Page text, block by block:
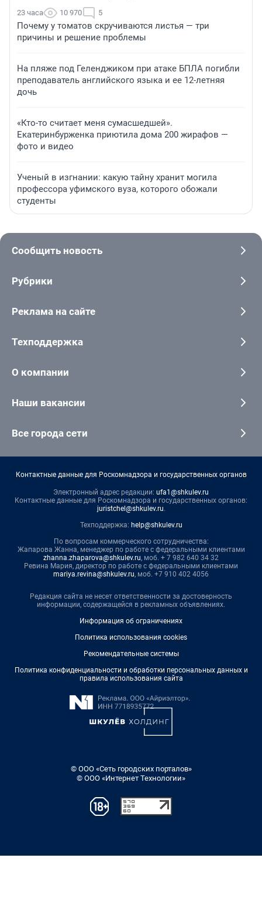
23 часа 10 970 5
Почему у томатов скручиваются листья — три
причины и решение проблемы
На пляже под Геленджиком при атаке БПЛА погибли
преподаватель английского языка и ее 12-летняя
дочь
«Кто-то считает меня сумасшедшей».
Екатеринбурженка приютила дома 200 жирафов —
фото и видео
Ученый в изгнании: какую тайну хранит могила
профессора уфимского вуза, которого обожали
студенты
Сообщить новость
Рубрики
Реклама на сайте
Техподдержка
О компании
Наши вакансии
Все города сети
Контактные данные для Роскомнадзора и государственных органов
Электронный адрес редакции: ufa1@shkulev.ru
Контактные данные для Роскомнадзора и государственных органов:
juristchel@shkulev.ru.
Техподдержка: help@shkulev.ru
По вопросам коммерческого сотрудничества:
Жапарова Жанна, менеджер по работе с федеральными клиентами
zhanna.zhaparova@shkulev.ru, моб. + 7 982 640 34 32
Ревина Мария, директор по работе с федеральными клиентами
mariya.revina@shkulev.ru, моб. +7 910 402 4056
Редакция сайта не несет ответственности за достоверность
информации, содержащейся в рекламных объявлениях.
Информация об ограничениях
Политика использования cookies
Рекомендательные системы
Политика конфиденциальности и обработки персональных данных и
правила использования сайта
© ООО «Сеть городских порталов»
© ООО «Интернет Технологии»